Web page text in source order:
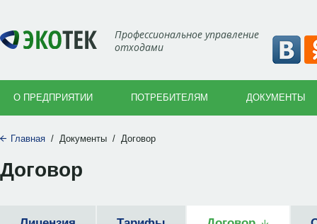
Профессиональное управление
отходами
О ПРЕДПРИЯТИИ ПОТРЕБИТЕЛЯМ ДОКУМЕНТЫ
Главная / Документы / Договор
Договор